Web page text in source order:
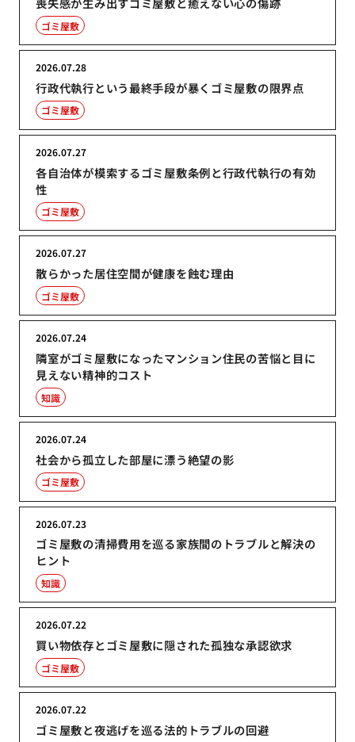
ゴミ屋敷
行政代執行という最終手段が暴くゴミ屋敷の限界点
2026.07.28
ゴミ屋敷
各自治体が模索するゴミ屋敷条例と行政代執行の有効
性
2026.07.27
ゴミ屋敷
散らかった居住空間が健康を蝕む理由
2026.07.27
ゴミ屋敷
隣室がゴミ屋敷になったマンション住民の苦悩と目に
見えない精神的コスト
2026.07.24
知識
社会から孤立した部屋に漂う絶望の影
2026.07.24
ゴミ屋敷
ゴミ屋敷の清掃費用を巡る家族間のトラブルと解決の
ヒント
2026.07.23
知識
買い物依存とゴミ屋敷に隠された孤独な承認欲求
2026.07.22
ゴミ屋敷
ゴミ屋敷と夜逃げを巡る法的トラブルの回避
2026.07.22